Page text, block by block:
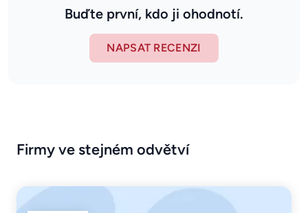
Buďte první, kdo ji ohodnotí.
NAPSAT RECENZI
Firmy ve stejném odvětví